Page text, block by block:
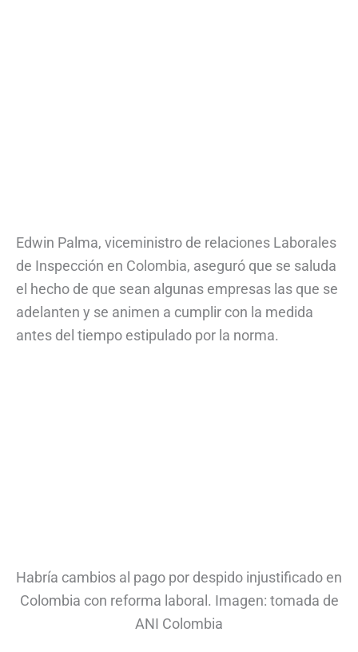
Edwin Palma, viceministro de relaciones Laborales
de Inspección en Colombia, aseguró que se saluda
el hecho de que sean algunas empresas las que se
adelanten y se animen a cumplir con la medida
antes del tiempo estipulado por la norma.
Habría cambios al pago por despido injustificado en
Colombia con reforma laboral. Imagen: tomada de
ANI Colombia